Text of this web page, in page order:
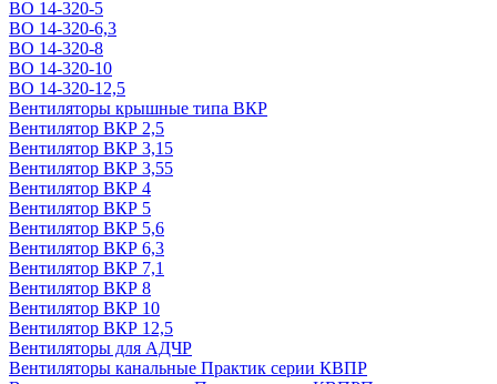
ВО 14-320-5
ВО 14-320-6,3
ВО 14-320-8
ВО 14-320-10
ВО 14-320-12,5
Вентиляторы крышные типа ВКР
Вентилятор ВКР 2,5
Вентилятор ВКР 3,15
Вентилятор ВКР 3,55
Вентилятор ВКР 4
Вентилятор ВКР 5
Вентилятор ВКР 5,6
Вентилятор ВКР 6,3
Вентилятор ВКР 7,1
Вентилятор ВКР 8
Вентилятор ВКР 10
Вентилятор ВКР 12,5
Вентиляторы для АДЧР
Вентиляторы канальные Практик серии КВПР